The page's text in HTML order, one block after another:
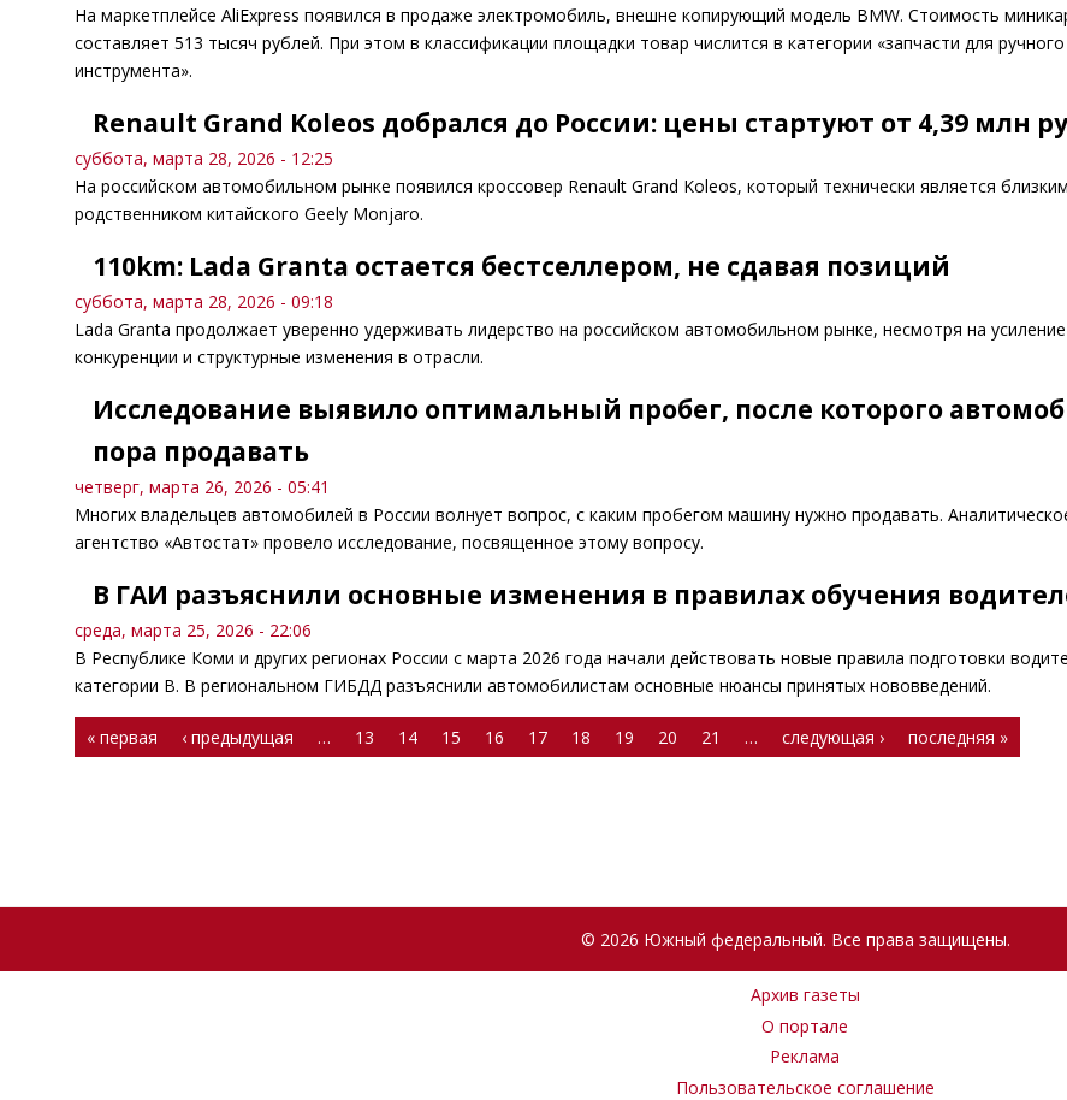
На маркетплейсе AliExpress появился в продаже электромобиль, внешне копирующий модель BMW. Стоимость
составляет 513 тысяч рублей. При этом в классификации площадки товар числится в категории «запчасти для ручного
инструмента».
Renault Grand Koleos добрался до России: цены стартуют от 4,39 млн
суббота, марта 28, 2026 - 12:25
На российском автомобильном рынке появился кроссовер Renault Grand Koleos, который технически является близким
родственником китайского Geely Monjaro.
110km: Lada Granta остается бестселлером, не сдавая позиций
суббота, марта 28, 2026 - 09:18
Lada Granta продолжает уверенно удерживать лидерство на российском автомобильном рынке, несмотря на усиление
конкуренции и структурные изменения в отрасли.
Исследование выявило оптимальный пробег, после которого
пора продавать
четверг, марта 26, 2026 - 05:41
Многих владельцев автомобилей в России волнует вопрос, с каким пробегом машину нужно продавать.
агентство «Автостат» провело исследование, посвященное этому вопросу.
В ГАИ разъяснили основные изменения в правилах обучения
среда, марта 25, 2026 - 22:06
В Республике Коми и других регионах России с марта 2026 года начали действовать новые правила подготовки
категории B. В региональном ГИБДД разъяснили автомобилистам основные нюансы принятых нововведений.
Страницы
« первая ‹ предыдущая … 13 14 15 16 17 18 19 20 21 … следующая › последняя »
© 2026 Южный федеральный. Все права защищены.
Архив газеты
О портале
Реклама
Пользовательское соглашение